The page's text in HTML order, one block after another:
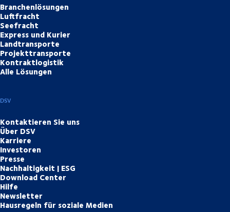
Branchenlösungen
Luftfracht
Seefracht
Express und Kurier
Landtransporte
Projekttransporte
Kontraktlogistik
Alle Lösungen
DSV
Kontaktieren Sie uns
Über DSV
Karriere
Investoren
Presse
Nachhaltigkeit | ESG
Download Center
Hilfe
Newsletter
Hausregeln für soziale Medien